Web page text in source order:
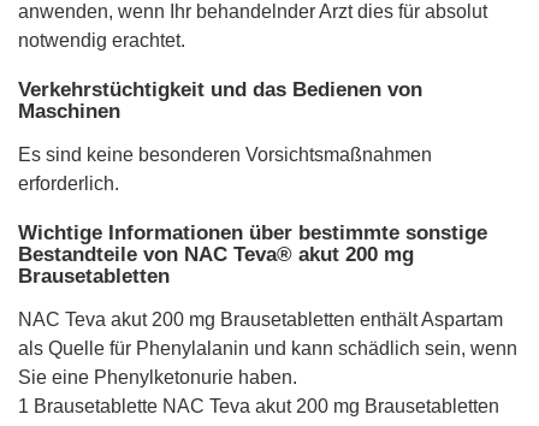
anwenden, wenn Ihr behandelnder Arzt dies für absolut
notwendig erachtet.
Verkehrstüchtigkeit und das Bedienen von
Maschinen
Es sind keine besonderen Vorsichtsmaßnahmen
erforderlich.
Wichtige Informationen über bestimmte sonstige
Bestandteile von NAC Teva® akut 200 mg
Brausetabletten
NAC Teva akut 200 mg Brausetabletten enthält Aspartam
als Quelle für Phenylalanin und kann schädlich sein, wenn
Sie eine Phenylketonurie haben.
1 Brausetablette NAC Teva akut 200 mg Brausetabletten